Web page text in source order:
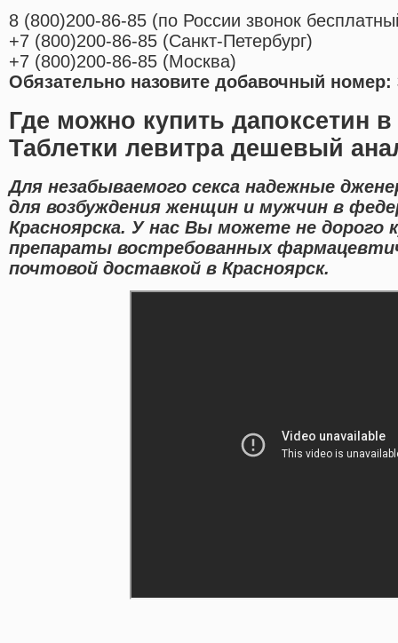
8 (800)200-86-85 (по России звонок
+7 (800)200-86-85 (Санкт-Петербург)
+7 (800)200-86-85 (Москва)
Обязательно назовите добавочный номер:
Где можно купить дапоксетин
Таблетки левитра дешевый
Для незабываемого секса надежные
для возбуждения женщин и мужчин в
Красноярска. У нас Вы можете не дорого
препараты востребованных
почтовой доставкой в Красноярск.